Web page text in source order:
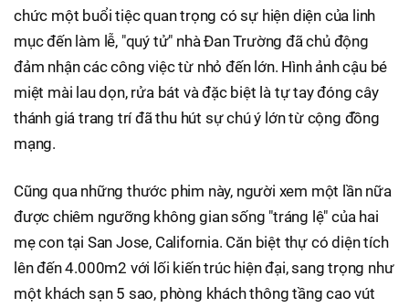
chức một buổi tiệc quan trọng có sự hiện diện của linh
mục đến làm lễ, "quý tử" nhà Đan Trường đã chủ động
đảm nhận các công việc từ nhỏ đến lớn. Hình ảnh cậu bé
miệt mài lau dọn, rửa bát và đặc biệt là tự tay đóng cây
thánh giá trang trí đã thu hút sự chú ý lớn từ cộng đồng
mạng.
Cũng qua những thước phim này, người xem một lần nữa
được chiêm ngưỡng không gian sống "tráng lệ" của hai
mẹ con tại San Jose, California. Căn biệt thự có diện tích
lên đến 4.000m2 với lối kiến trúc hiện đại, sang trọng như
một khách sạn 5 sao, phòng khách thông tầng cao vút